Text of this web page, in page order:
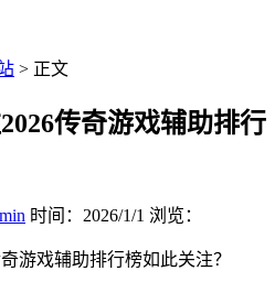
> 正文
传奇游戏辅助排行
时间： 2026/1/1 浏览：
游戏辅助排行榜如此关注？